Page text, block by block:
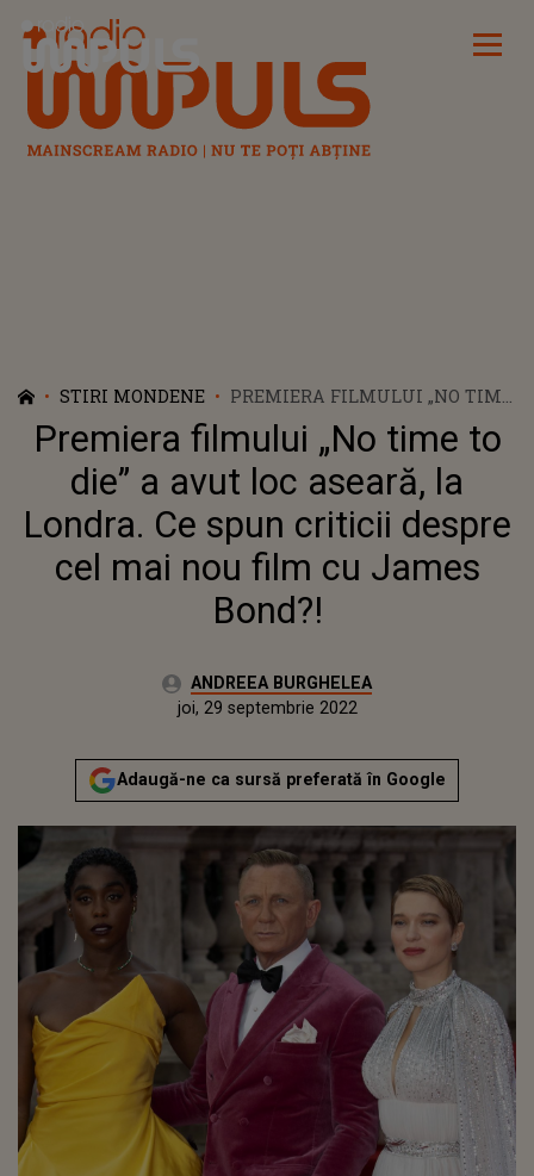
Radio Impuls
STIRI MONDENE
PREMIERA FILMULUI „NO TIME
TO DIE” A AVUT LOC ASEARĂ, LA
LONDRA. CE SPUN CRITICII
DESPRE CEL MAI NOU FILM CU
JAMES BOND?!
Premiera filmului „No time to
die” a avut loc aseară, la
Londra. Ce spun criticii despre
cel mai nou film cu James
Bond?!
Autor:ANDREEA BURGHELEA
miercuri, 29 septembrie 2021
Actualizat:
joi, 29 septembrie 2022
Adaugă-ne ca sursă preferată în Google